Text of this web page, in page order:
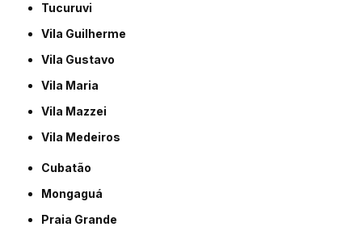
Tucuruvi
Vila Guilherme
Vila Gustavo
Vila Maria
Vila Mazzei
Vila Medeiros
Cubatão
Mongaguá
Praia Grande